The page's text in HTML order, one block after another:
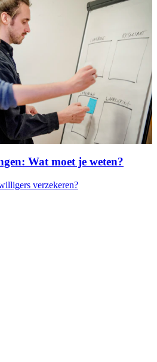
Wat moet je weten?
verzekeren?